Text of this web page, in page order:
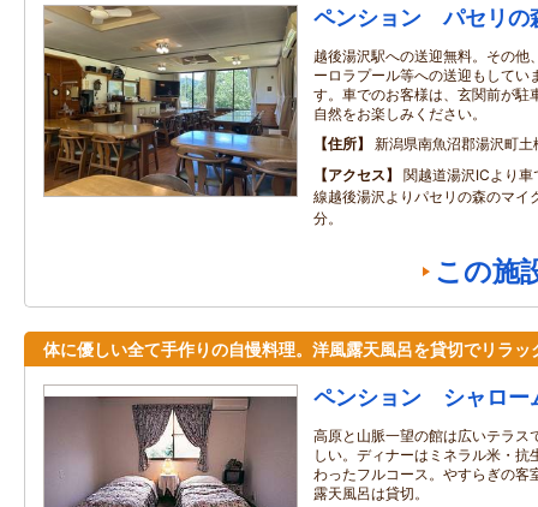
ペンション パセリの
越後湯沢駅への送迎無料。その他
ーロラプール等への送迎もしてい
す。車でのお客様は、玄関前が駐
自然をお楽しみください。
住所
新潟県南魚沼郡湯沢町
アクセス
関越道湯沢ICより
線越後湯沢よりパセリの森のマイ
分。
この施
体に優しい全て手作りの自慢料理。洋風露天風呂を貸切でリラッ
ペンション シャロー
高原と山脈一望の館は広いテラス
しい。ディナーはミネラル米・抗
わったフルコース。やすらぎの客
露天風呂は貸切。